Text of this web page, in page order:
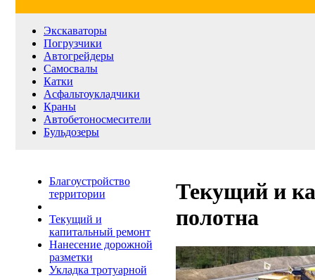
Экскаваторы
Погрузчики
Автогрейдеры
Самосвалы
Катки
Асфальтоукладчики
Краны
Автобетоносмесители
Бульдозеры
Благоустройство
территории
Текущий и
капитальный ремонт
Нанесение дорожной
разметки
Укладка тротуарной
Текущий и
полотна